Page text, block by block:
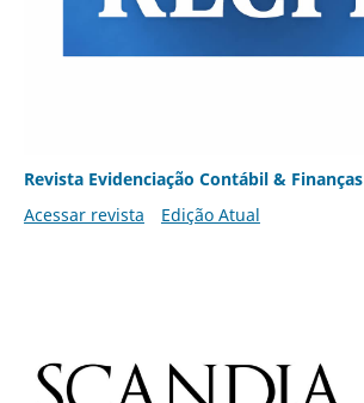
Revista Evidenciação Contábil & Finanças
Acessar revista
Edição Atual